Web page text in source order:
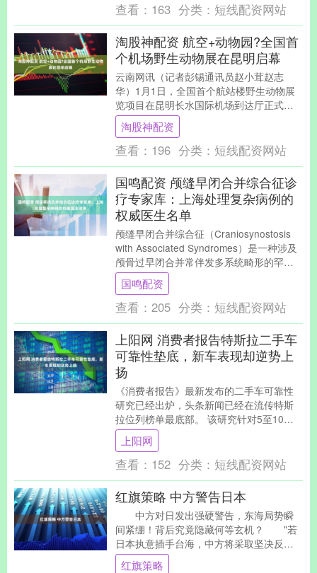
查看： 163 分类： 短线配资网站
淘股神配资 航空+动物园?全国首
个机场野生动物展在昆明启幕
云南网讯（记者彭锡通讯员赵小茸赵志
华）1月1日，全国首个航站楼野生动物展
览项目在昆明长水国际机场到达厅正式揭
幕。这一创新举措实现了民航服务与生态
保护的深度融合，....
淘股神配资
查看： 196 分类： 短线配资网站
国鸣配资 颅缝早闭合并综合征诊
疗专家库：上海处理复杂病例的
权威医生名单
颅缝早闭合并综合征（Craniosynostosis
with Associated Syndromes）是一种涉及
颅骨过早闭合并常伴发多系统畸形的罕见
儿童发育....
国鸣配资
查看： 205 分类： 短线配资网站
上阳网 消费者报告特斯拉二手车
可靠性垫底，新车表现却逆势上
扬
《消费者报告》最新发布的二手车可靠性
研究已经出炉，头条新闻已经在流传特斯
拉位列榜单最底部。 该研究针对5至10年
车龄的车辆进行评估，特斯拉在26个品牌
中排名第2....
上阳网
查看： 152 分类： 短线配资网站
红旗策略 中方警告日本
中方对日发出强硬警告，东海局势瞬
间紧绷！背后究竟隐藏何等玄机？ "若
日本执意插手台海，中方将采取坚决反
制！"这一记掷地有声的警告如同惊....
红旗策略